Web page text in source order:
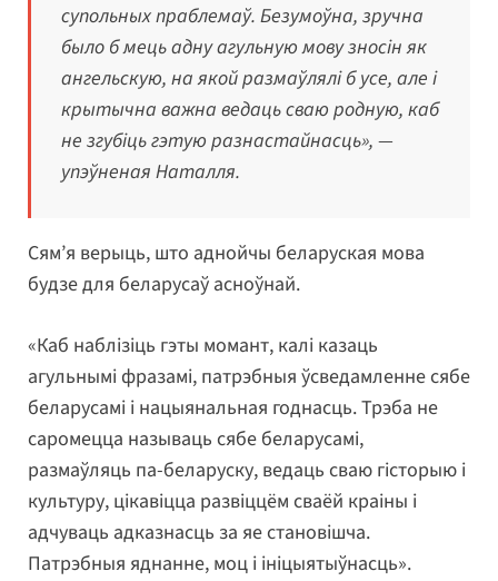
супольных праблемаў. Безумоўна, зручна
было б мець адну агульную мову зносін як
ангельскую, на якой размаўлялі б усе, але і
крытычна важна ведаць сваю родную, каб
не згубіць гэтую разнастайнасць», —
упэўненая Наталля.
Сям’я верыць, што аднойчы беларуская мова
будзе для беларусаў асноўнай.
«Каб наблізіць гэты момант, калі казаць
агульнымі фразамі, патрэбныя ўсведамленне сябе
беларусамі і нацыянальная годнасць. Трэба не
саромецца называць сябе беларусамі,
размаўляць па-беларуску, ведаць сваю гісторыю і
культуру, цікавіцца развіццём сваёй краіны і
адчуваць адказнасць за яе становішча.
Патрэбныя яднанне, моц і ініцыятыўнасць».